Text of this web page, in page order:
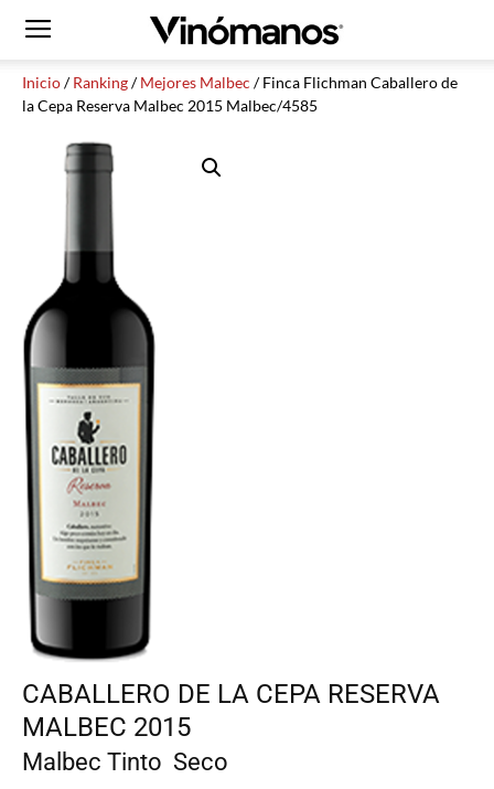
Inicio/Ranking/Mejores Malbec / Finca Flichman Caballero de
la Cepa Reserva Malbec 2015 Malbec/4585
CABALLERO DE LA CEPA RESERVA
MALBEC 2015
Malbec Tinto Seco